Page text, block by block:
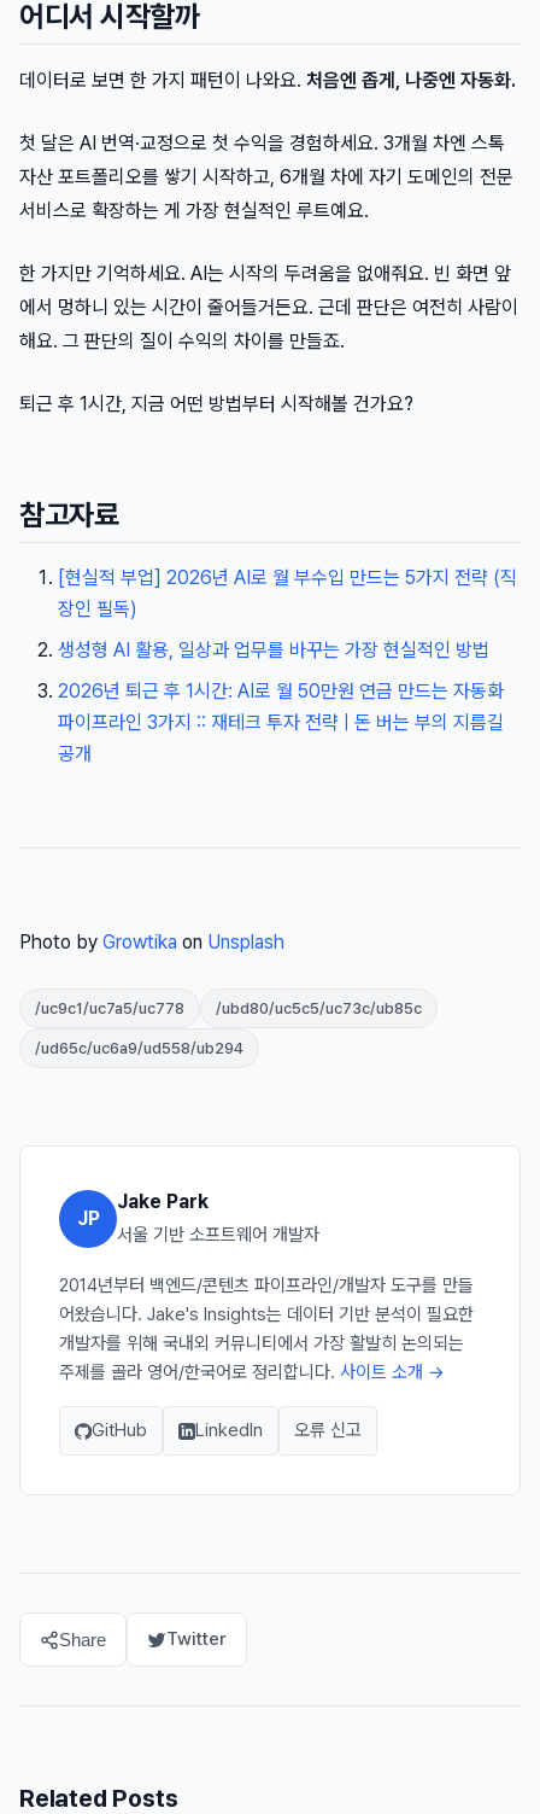
어디서 시작할까
데이터로 보면 한 가지 패턴이 나와요. 처음엔 좁게, 나중엔 자동화.
첫 달은 AI 번역·교정으로 첫 수익을 경험하세요. 3개월 차엔 스톡
자산 포트폴리오를 쌓기 시작하고, 6개월 차에 자기 도메인의 전문
서비스로 확장하는 게 가장 현실적인 루트예요.
한 가지만 기억하세요. AI는 시작의 두려움을 없애줘요. 빈 화면 앞
에서 멍하니 있는 시간이 줄어들거든요. 근데 판단은 여전히 사람이
해요. 그 판단의 질이 수익의 차이를 만들죠.
퇴근 후 1시간, 지금 어떤 방법부터 시작해볼 건가요?
참고자료
[현실적 부업] 2026년 AI로 월 부수입 만드는 5가지 전략 (직
장인 필독)
생성형 AI 활용, 일상과 업무를 바꾸는 가장 현실적인 방법
2026년 퇴근 후 1시간: AI로 월 50만원 연금 만드는 자동화
파이프라인 3가지 :: 재테크 투자 전략 | 돈 버는 부의 지름길
공개
Photo by Growtika on Unsplash
/uc9c1/uc7a5/uc778 /ubd80/uc5c5/uc73c/ub85c
/ud65c/uc6a9/ud558/ub294
JP
Jake Park
서울 기반 소프트웨어 개발자
2014년부터 백엔드/콘텐츠 파이프라인/개발자 도구를 만들
어왔습니다. Jake's Insights는 데이터 기반 분석이 필요한
개발자를 위해 국내외 커뮤니티에서 가장 활발히 논의되는
주제를 골라 영어/한국어로 정리합니다. 사이트 소개 →
GitHub LinkedIn 오류 신고
Share Twitter
Related Posts